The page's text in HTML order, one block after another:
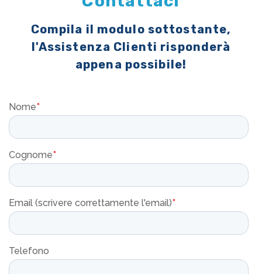
Compila il modulo sottostante,
l'Assistenza Clienti risponderà
appena possibile!